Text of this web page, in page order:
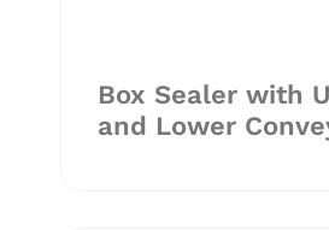
Box Sealer with
and Lower